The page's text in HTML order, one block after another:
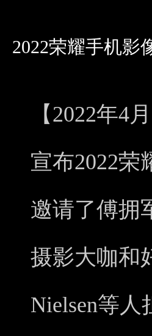
2022荣耀手机影
【2022年4
宣布2022荣
邀请了傅拥
摄影大咖和
Nielsen等